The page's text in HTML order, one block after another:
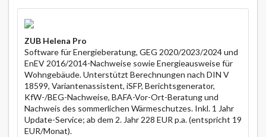
ZUB Helena Pro
Software für Energieberatung, GEG 2020/2023/2024 und
EnEV 2016/2014-Nachweise sowie Energieausweise für
Wohngebäude. Unterstützt Berechnungen nach DIN V
18599, Variantenassistent, iSFP, Berichtsgenerator,
KfW-/BEG-Nachweise, BAFA-Vor-Ort-Beratung und
Nachweis des sommerlichen Wärmeschutzes. Inkl. 1 Jahr
Update-Service; ab dem 2. Jahr 228 EUR p.a. (entspricht 19
EUR/Monat).